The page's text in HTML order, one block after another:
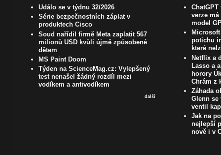
Událo se v týdnu 32/2026
Série bezpečnostních záplat v
produktech Cisco
Soud nařídil firmě Meta zaplatit 567
milionů USD kvůli újmě způsobené
dětem
MS Paint Doom
Týden na ScienceMag.cz: Vylepšený
test nenašel žádný rozdíl mezi
vodíkem a antivodíkem
další
verze
model
potichu
které
Netflix a
Lasso a
horory
Chrám z
Záhada
Glenn se
ventil
Jak na
nejlepší
nově i v